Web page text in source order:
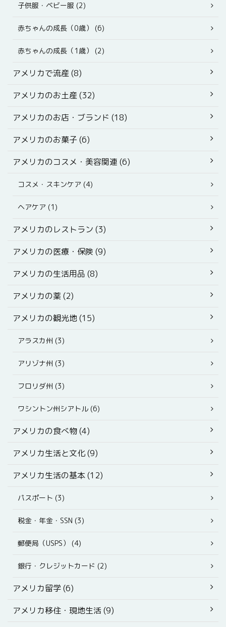
子供服・ベビー服 (2)
赤ちゃんの成長（0歳） (6)
赤ちゃんの成長（1歳） (2)
アメリカで流産 (8)
アメリカのお土産 (32)
アメリカのお店・ブランド (18)
アメリカのお菓子 (6)
アメリカのコスメ・美容関連 (6)
コスメ・スキンケア (4)
ヘアケア (1)
アメリカのレストラン (3)
アメリカの医療・保険 (9)
アメリカの生活用品 (8)
アメリカの薬 (2)
アメリカの観光地 (15)
アラスカ州 (3)
アリゾナ州 (3)
フロリダ州 (3)
ワシントン州シアトル (6)
アメリカの食べ物 (4)
アメリカ生活と文化 (9)
アメリカ生活の基本 (12)
パスポート (3)
税金・年金・SSN (3)
郵便局（USPS） (4)
銀行・クレジットカード (2)
アメリカ留学 (6)
アメリカ移住・現地生活 (9)